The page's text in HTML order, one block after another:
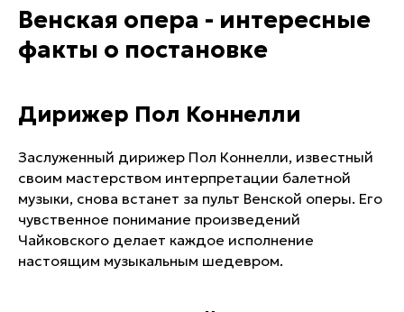
Венская опера - интересные
факты о постановке
Дирижер Пол Коннелли
Заслуженный дирижер Пол Коннелли, известный
своим мастерством интерпретации балетной
музыки, снова встанет за пульт Венской оперы. Его
чувственное понимание произведений
Чайковского делает каждое исполнение
настоящим музыкальным шедевром.